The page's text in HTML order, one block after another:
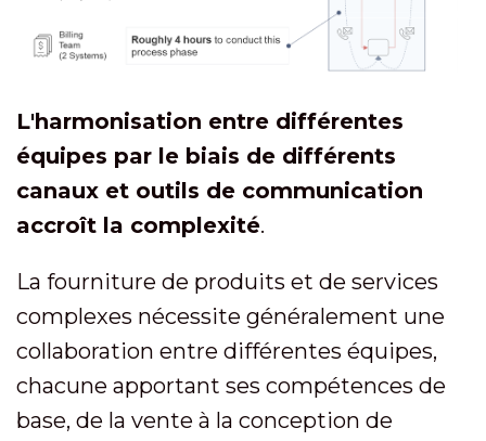
L'harmonisation entre différentes
équipes par le biais de différents
canaux et outils de communication
accroît la complexité.
La fourniture de produits et de services
complexes nécessite généralement une
collaboration entre différentes équipes,
chacune apportant ses compétences de
base, de la vente à la conception de